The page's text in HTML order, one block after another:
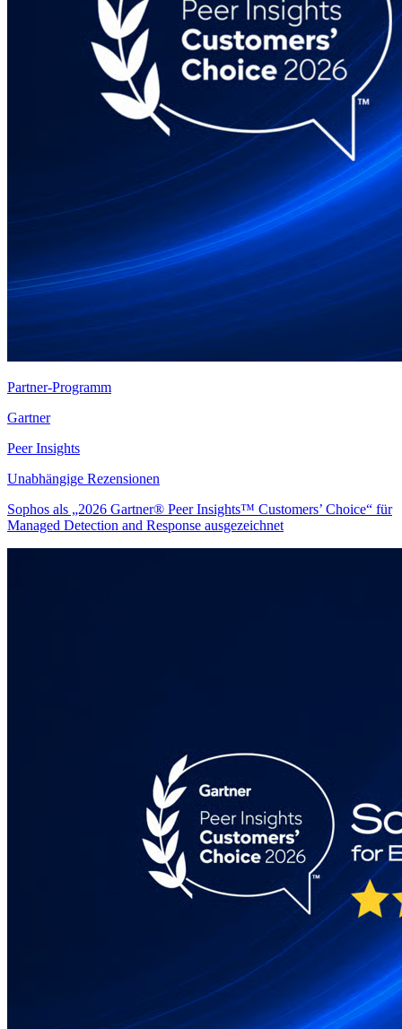
Partner-Programm
Gartner
Peer Insights
Unabhängige Rezensionen
Sophos als „2026 Gartner® Peer Insights™ Customers’ Choice“ für
Managed Detection and Response ausgezeichnet